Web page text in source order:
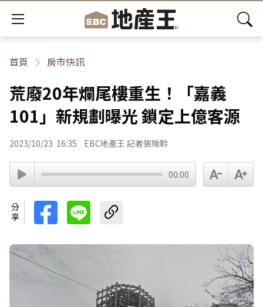
首頁 房市快訊
荒廢20年爛尾樓重生！「嘉義
101」新規劃曝光 鎖定上億客源
2023/10/23 16:35 EBC地產王 記者張琬聆
00:00
分享